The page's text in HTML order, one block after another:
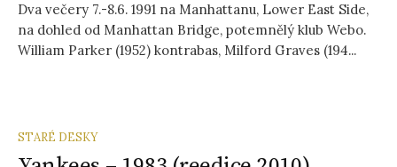
Dva večery 7.-8.6. 1991 na Manhattanu, Lower East Side,
na dohled od Manhattan Bridge, potemnělý klub Webo.
William Parker (1952) kontrabas, Milford Graves (194...
STARÉ DESKY